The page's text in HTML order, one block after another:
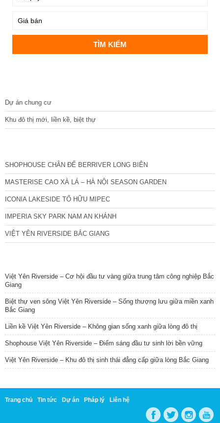
Dự án chung cư
Khu đô thị mới, liền kề, biệt thự
SHOPHOUSE CHÂN ĐẾ BERRIVER LONG BIÊN
MASTERISE CAO XÀ LÁ – HÀ NỘI SEASON GARDEN
ICONIA LAKESIDE TỐ HỮU MIPEC
IMPERIA SKY PARK NAM AN KHÁNH
VIỆT YÊN RIVERSIDE BẮC GIANG
Việt Yên Riverside – Cơ hội đầu tư vàng giữa trung tâm công nghiệp Bắc
Giang
Biệt thự ven sông Việt Yên Riverside – Sống thượng lưu giữa miền xanh
Bắc Giang
Liền kề Việt Yên Riverside – Không gian sống xanh giữa lòng đô thị
Shophouse Việt Yên Riverside – Điểm sáng đầu tư sinh lời bền vững
Việt Yên Riverside – Khu đô thị sinh thái đẳng cấp giữa lòng Bắc Giang
Trang chủ Tin tức Dự án Pháp lý Liên hệ